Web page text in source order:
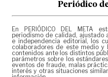
Periódico
En PERIÓDICO DEL META
periodismo de calidad, ajustado
e independencia editorial, los
colaboradores de este medio
contenidos ante los distintos
parámetros sobre los
eventos de fraude, malas
interés y otras situaciones